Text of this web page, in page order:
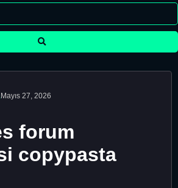
Mayıs 27, 2026
forum
copypasta